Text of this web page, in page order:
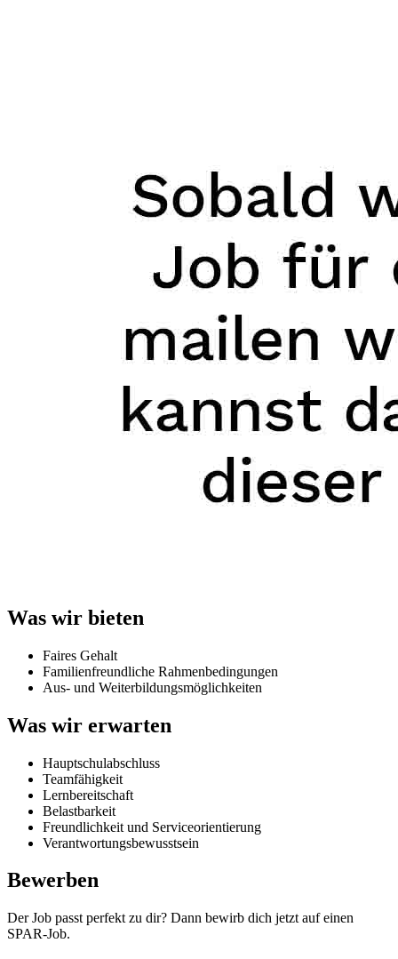
Was wir bieten
Faires Gehalt
Familienfreundliche Rahmenbedingungen
Aus- und Weiterbildungsmöglichkeiten
Was wir erwarten
Hauptschulabschluss
Teamfähigkeit
Lernbereitschaft
Belastbarkeit
Freundlichkeit und Serviceorientierung
Verantwortungsbewusstsein
Bewerben
Der Job passt perfekt zu dir? Dann bewirb dich jetzt auf einen
SPAR-Job.